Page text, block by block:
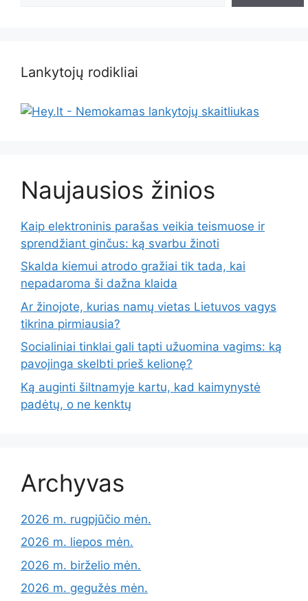
Lankytojų rodikliai
Naujausios žinios
Kaip elektroninis parašas veikia teismuose ir
sprendžiant ginčus: ką svarbu žinoti
Skalda kiemui atrodo gražiai tik tada, kai
nepadaroma ši dažna klaida
Ar žinojote, kurias namų vietas Lietuvos vagys
tikrina pirmiausia?
Socialiniai tinklai gali tapti užuomina vagims: ką
pavojinga skelbti prieš kelionę?
Ką auginti šiltnamyje kartu, kad kaimynystė
padėtų, o ne kenktų
Archyvas
2026 m. rugpjūčio mėn.
2026 m. liepos mėn.
2026 m. birželio mėn.
2026 m. gegužės mėn.